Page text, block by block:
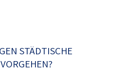
STÄDTISCHE